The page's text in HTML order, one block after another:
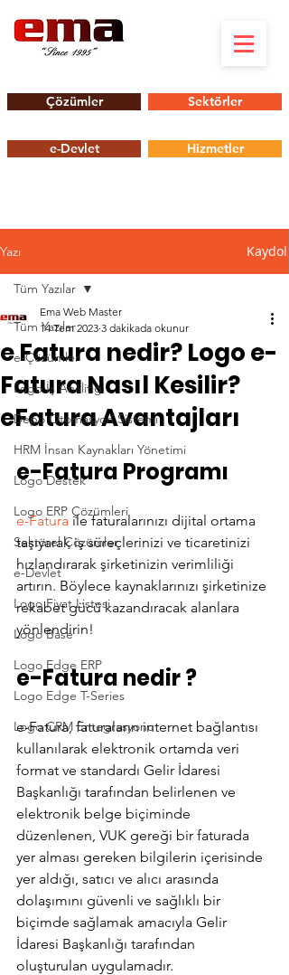
Çözümler Sektörler
e-Devlet Hizmetler
Yazı Kaydol
Tüm Yazılar
e-Çözümler
Logo İş Analitiği
Depo Otomasyon Sistemi
HRM İnsan Kaynakları Yönetimi
Logo Destek
Logo ERP Çözümleri
Sektörel Çözümler
e-Devlet
Logo Fiyat Listesi
Logo Base
Logo Edge ERP
Logo Edge T-Series
Logo CRM Entegrasyonu
Tüm Yazılar
e Fatura nedir? Logo e-
Fatura Nasıl Kesilir?
eFatura Avantajları
Ema Web Master
14 Tem 2023 3 dakikada okunur
e-Fatura Programı
e-Fatura ile faturalarınızı dijital ortama
taşıyarak iş süreçlerinizi ve ticaretinizi
hızlandırarak şirketinizin verimliliği
artırın. Böylece kaynaklarınızı şirketinize
rekabet gücü kazandıracak alanlara
yönlendirin!
e-Fatura nedir ?
e-Fatura, faturaların internet bağlantısı
kullanılarak elektronik ortamda veri
format ve standardı Gelir İdaresi
Başkanlığı tarafından belirlenen ve
elektronik belge biçiminde
düzenlenen, VUK gereği bir faturada
yer alması gereken bilgilerin içerisinde
yer aldığı, satıcı ve alıcı arasında
dolaşımını güvenli ve sağlıklı bir
biçimde sağlamak amacıyla Gelir
İdaresi Başkanlığı tarafından
oluşturulan uygulamadır.